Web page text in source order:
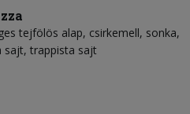
tejfölös alap, csirkemell, sonka,
sajt, trappista sajt